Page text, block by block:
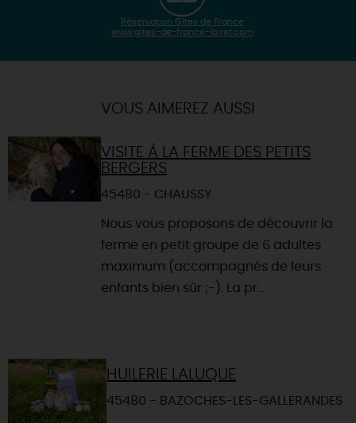
Réservation Gîtes de France
www.gites-de-france-loiret.com
VOUS AIMEREZ AUSSI
VISITE À LA FERME DES PETITS
BERGERS
45480 - CHAUSSY
Nous vous proposons de découvrir la
ferme en petit groupe de 6 adultes
maximum (accompagnés de leurs
enfants bien sûr ;-). La pr...
HUILERIE LALUQUE
45480 - BAZOCHES-LES-GALLERANDES